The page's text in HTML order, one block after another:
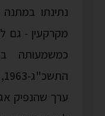
נתינתו
מקרקעין ‑ גם
כמשמעותה